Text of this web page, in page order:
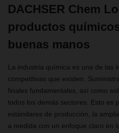
DACHSER Chem
productos
buenas manos
La industria química es una de las
competitivas que existen.
finales fundamentales, así como
todos los demás sectores. Esto es
estándares de producción, la
a medida con un enfoque claro en